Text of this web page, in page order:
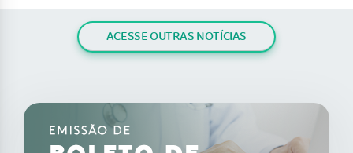
ACESSE OUTRAS NOTÍCIAS